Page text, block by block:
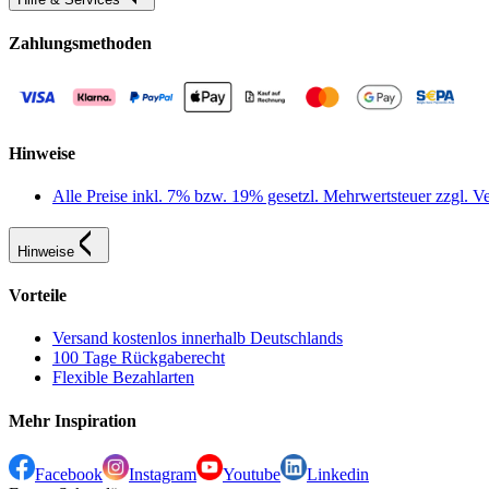
Zahlungsmethoden
Hinweise
Alle Preise inkl. 7% bzw. 19% gesetzl. Mehrwertsteuer zzgl.
Hinweise
Vorteile
Versand kostenlos innerhalb Deutschlands
100 Tage Rückgaberecht
Flexible Bezahlarten
Mehr Inspiration
Facebook Instagram Youtube
Linkedin